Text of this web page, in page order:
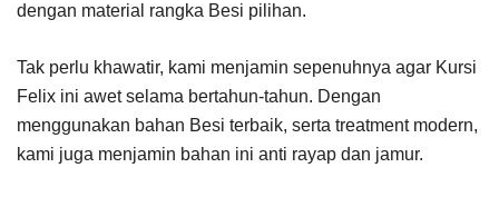
dengan material rangka Besi pilihan.
Tak perlu khawatir, kami menjamin sepenuhnya agar Kursi
Felix ini awet selama bertahun-tahun. Dengan
menggunakan bahan Besi terbaik, serta treatment modern,
kami juga menjamin bahan ini anti rayap dan jamur.